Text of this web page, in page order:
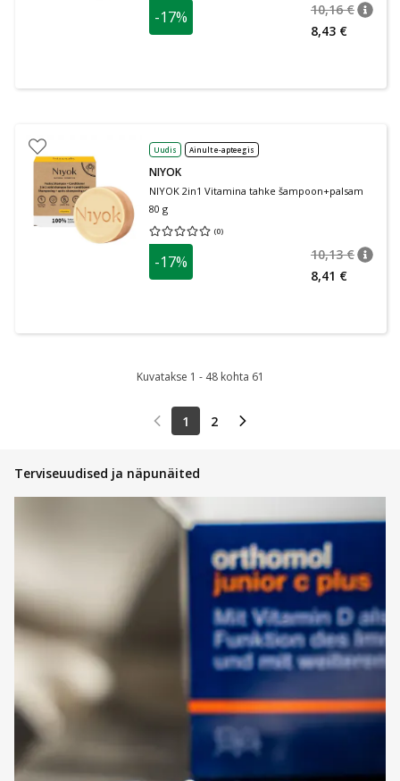
-17% 10,16 €
8,43 €
Uudis Ainult e-apteegis
NIYOK
NIYOK 2in1 Vitamina tahke šampoon+palsam
80 g
(0)
Keskmine hinnang 0.00
-17% 10,13 €
8,41 €
Kuvatakse 1 - 48 kohta 61
1 2
Terviseuudised ja näpunäited